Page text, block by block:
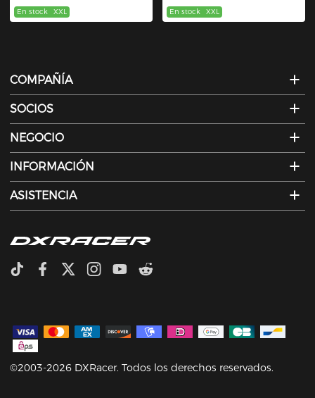
En stock XXL En stock XXL
COMPAÑÍA
SOCIOS
NEGOCIO
INFORMACIÓN
ASISTENCIA
©2003-2026 DXRacer. Todos los derechos reservados.